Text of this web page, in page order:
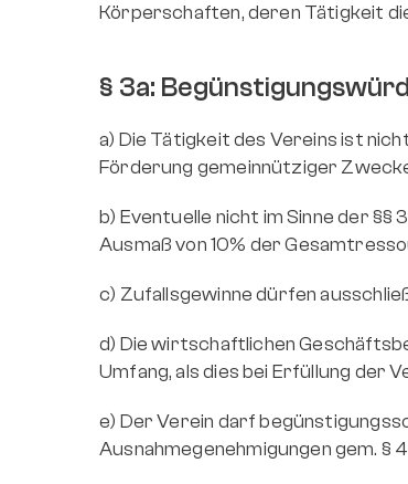
Körperschaften, deren Tätigkeit
§ 3a:
a) Die Tätigkeit des Vereins ist
Förderung gemeinnütziger
b) Eventuelle nicht im Sinne der
Ausmaß von 10% der
c) Zufallsgewinne dürfen
d) Die wirtschaftlichen
Umfang, als dies bei Erfüllung der
e) Der Verein darf
Ausnahmegenehmigungen gem. §